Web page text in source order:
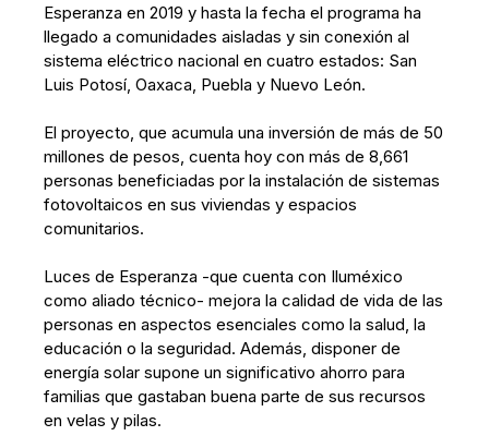
Esperanza en 2019 y hasta la fecha el programa ha
llegado a comunidades aisladas y sin conexión al
sistema eléctrico nacional en cuatro estados: San
Luis Potosí, Oaxaca, Puebla y Nuevo León.
El proyecto, que acumula una inversión de más de 50
millones de pesos, cuenta hoy con más de 8,661
personas beneficiadas por la instalación de sistemas
fotovoltaicos en sus viviendas y espacios
comunitarios.
Luces de Esperanza -que cuenta con Iluméxico
como aliado técnico- mejora la calidad de vida de las
personas en aspectos esenciales como la salud, la
educación o la seguridad. Además, disponer de
energía solar supone un significativo ahorro para
familias que gastaban buena parte de sus recursos
en velas y pilas.